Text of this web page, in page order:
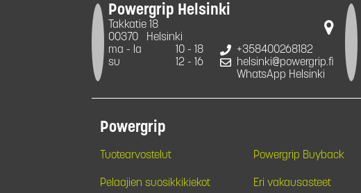
Powergrip Helsinki
Takkatie 18
00370
Helsinki
ma - la
10 - 18
su
12 - 16
+358400268182
helsinki@powergrip.fi
WhatsApp Helsinki
Powergrip
Tuotearvostelut Powergrip Buyback
Pelaajien suosikkikiekot Eri vakausasteet